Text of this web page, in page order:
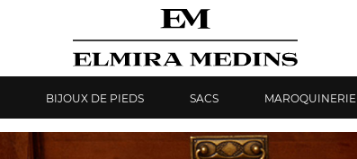
BIJOUX DE PIEDS SACS MAROQUINERIE